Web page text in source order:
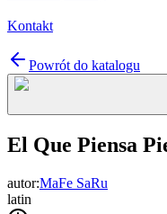
Kontakt
Powrót do katalogu
El Que Piensa
autor:MaFe SaRu
latin